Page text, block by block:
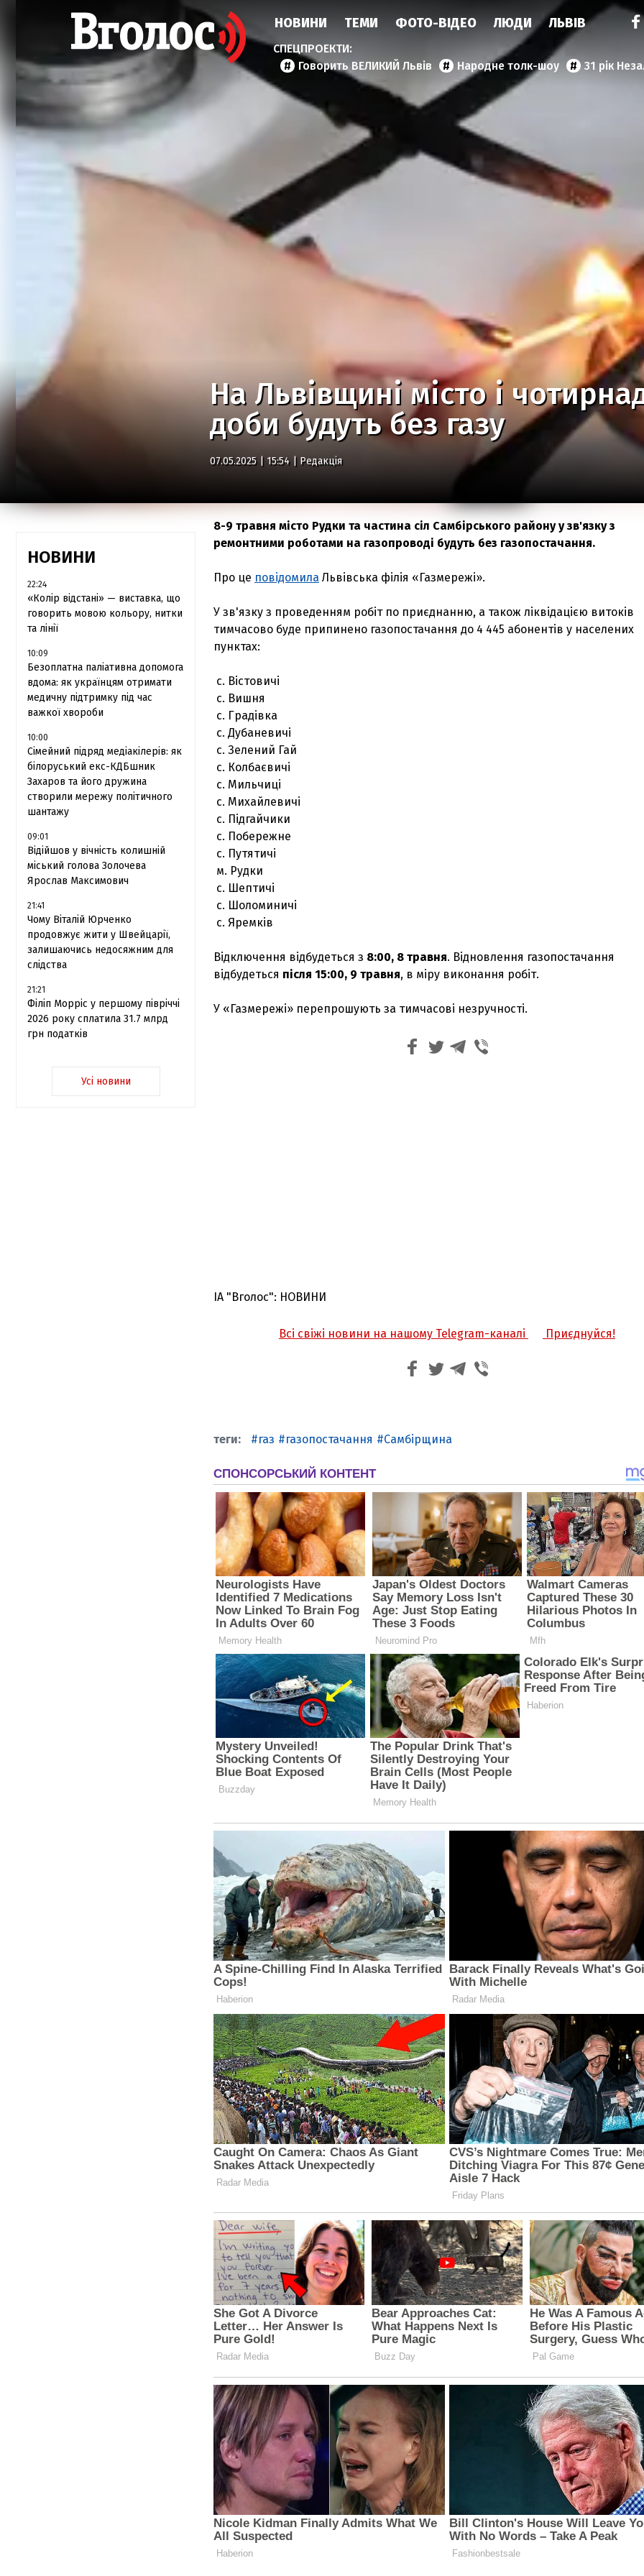
НОВИНИ ТЕМИ ФОТО-ВІДЕО ЛЮДИ ЛЬВІВ
Говорить ВЕЛИКИЙ Львів Народне толк-шоу 31 рік
На Львівщині місто і
доби будуть без газу
07.05.2025 | 15:54 | Редакція
НОВИНИ
22:24
«Колір відстані» — виставка, що
говорить мовою кольору, нитки
та лінії
10:09
Безоплатна паліативна допомога
вдома: як українцям отримати
медичну підтримку під час
важкої хвороби
10:00
Сімейний підряд медіакілерів: як
білоруський екс-КДБшник
Захаров та його дружина
створили мережу політичного
шантажу
09:01
Відійшов у вічність колишній
міський голова Золочева
Ярослав Максимович
21:41
Чому Віталій Юрченко
продовжує жити у Швейцарії,
залишаючись недосяжним для
слідства
21:21
Філіп Морріс у першому півріччі
2026 року сплатила 31.7 млрд
грн податків
Усі новини
8-9 травня місто Рудки та частина сіл Самбірського району у зв'язку з
ремонтними роботами на газопроводі будуть без газопостачання.
Про це повідомила Львівська філія «Газмережі».
У зв'язку з проведенням робіт по приєднанню, а також ліквідацією витоків
тимчасово буде припинено газопостачання до 4 445 абонентів у населених
пунктах:
с. Вістовичі
с. Вишня
с. Градівка
с. Дубаневичі
с. Зелений Гай
с. Колбаєвичі
с. Мильчиці
с. Михайлевичі
с. Підгайчики
с. Побережне
с. Путятичі
м. Рудки
с. Шептичі
с. Шоломиничі
с. Яремків
Відключення відбудеться з 8:00, 8 травня. Відновлення газопостачання
відбудеться після 15:00, 9 травня, в міру виконання робіт.
У «Газмережі» перепрошують за тимчасові незручності.
ІА "Вголос": НОВИНИ
Всі свіжі новини на нашому Telegram-каналі Приєднуйся!
газ газопостачання Самбірщина